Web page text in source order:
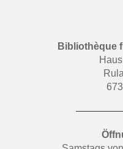
Bibliothèque